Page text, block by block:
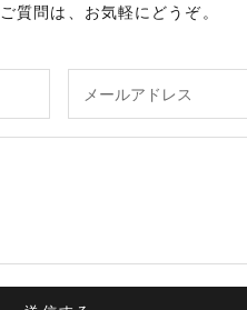
質問は、お気軽にどうぞ。